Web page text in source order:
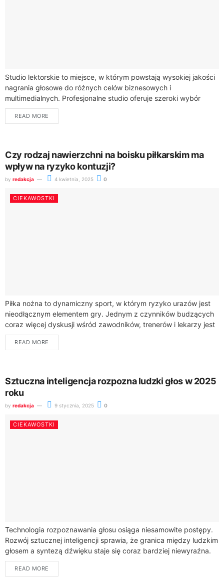
Studio lektorskie to miejsce, w którym powstają wysokiej jakości
nagrania głosowe do różnych celów biznesowych i
multimedialnych. Profesjonalne studio oferuje szeroki wybór
lektorów o unikalnych barwach głosu, którzy realizują nagrania...
READ MORE
Czy rodzaj nawierzchni na boisku piłkarskim ma
wpływ na ryzyko kontuzji?
by redakcja 4 kwietnia, 2025 0
CIEKAWOSTKI
Piłka nożna to dynamiczny sport, w którym ryzyko urazów jest
nieodłącznym elementem gry. Jednym z czynników budzących
coraz więcej dyskusji wśród zawodników, trenerów i lekarzy jest
rodzaj nawierzchni, na której...
READ MORE
Sztuczna inteligencja rozpozna ludzki głos w 2025
roku
by redakcja 9 stycznia, 2025 0
CIEKAWOSTKI
Technologia rozpoznawania głosu osiąga niesamowite postępy.
Rozwój sztucznej inteligencji sprawia, że granica między ludzkim
głosem a syntezą dźwięku staje się coraz bardziej niewyraźna.
Już za kilka lat możesz być świadkiem...
READ MORE